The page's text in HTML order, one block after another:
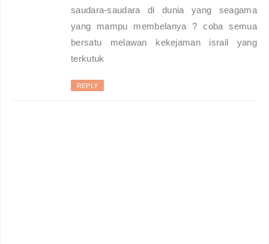
saudara-saudara di dunia yang seagama
yang mampu membelanya ? coba semua
bersatu melawan kekejaman israil yang
terkutuk
REPLY